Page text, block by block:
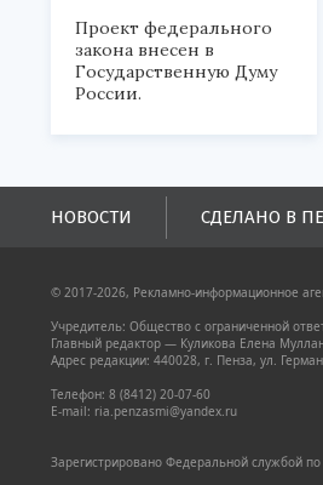
Проект федерального
закона внесен в
Государственную Думу
России.
НОВОСТИ СДЕЛАНО В
© 2017-2026, Рекламно-информационное
Учредитель: Общество с ограниченной
Главный редактор — Куликова Елена
Адрес редакции: 440028, г. Пенза, ул.
Телефон: 8 (8412) 20-07-60
E-mail: ria.penzasmi@yandex.ru
Зарегистрировано Федеральной службой